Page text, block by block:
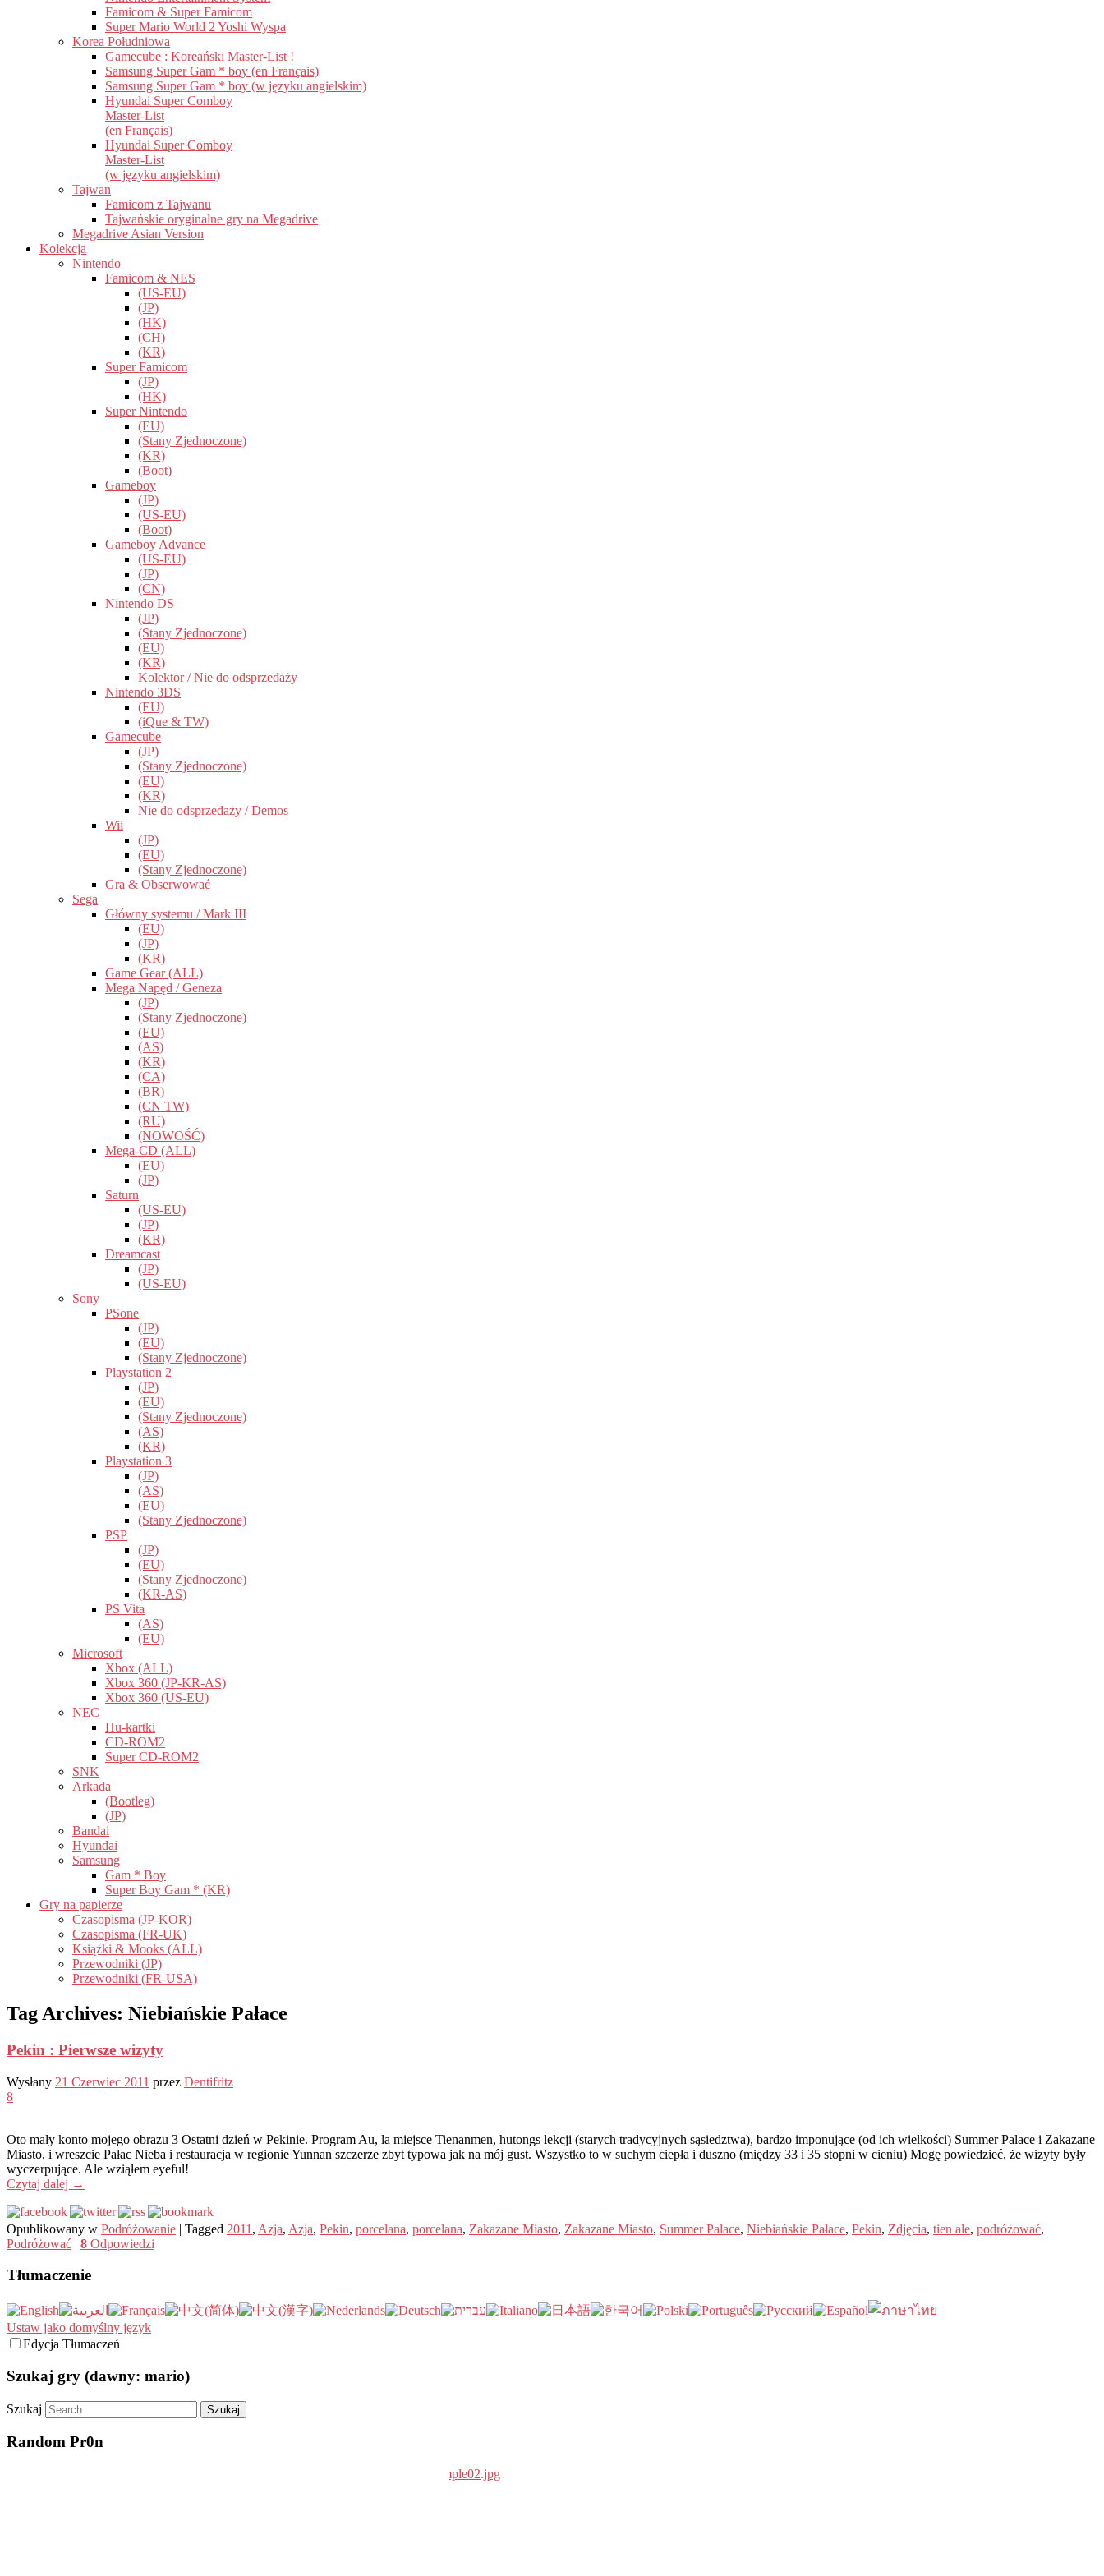
Famicom & Super Famicom
Super Mario World 2 Yoshi Wyspa
Korea Południowa
Gamecube : Koreański Master-List !
Samsung Super Gam * boy (en Français)
Samsung Super Gam * boy (w języku angielskim)
Hyundai Super Comboy
Master-List
(en Français)
Hyundai Super Comboy
Master-List
(w języku angielskim)
Tajwan
Famicom z Tajwanu
Tajwańskie oryginalne gry na Megadrive
Megadrive Asian Version
Kolekcja
Nintendo
Famicom & NES
(US-EU)
(JP)
(HK)
(CH)
(KR)
Super Famicom
(JP)
(HK)
Super Nintendo
(EU)
(Stany Zjednoczone)
(KR)
(Boot)
Gameboy
(JP)
(US-EU)
(Boot)
Gameboy Advance
(US-EU)
(JP)
(CN)
Nintendo DS
(JP)
(Stany Zjednoczone)
(EU)
(KR)
Kolektor / Nie do odsprzedaży
Nintendo 3DS
(EU)
(iQue & TW)
Gamecube
(JP)
(Stany Zjednoczone)
(EU)
(KR)
Nie do odsprzedaży / Demos
Wii
(JP)
(EU)
(Stany Zjednoczone)
Gra & Obserwować
Sega
Główny systemu / Mark III
(EU)
(JP)
(KR)
Game Gear (ALL)
Mega Napęd / Geneza
(JP)
(Stany Zjednoczone)
(EU)
(AS)
(KR)
(CA)
(BR)
(CN TW)
(RU)
(NOWOŚĆ)
Mega-CD (ALL)
(EU)
(JP)
Saturn
(US-EU)
(JP)
(KR)
Dreamcast
(JP)
(US-EU)
Sony
PSone
(JP)
(EU)
(Stany Zjednoczone)
Playstation 2
(JP)
(EU)
(Stany Zjednoczone)
(AS)
(KR)
Playstation 3
(JP)
(AS)
(EU)
(Stany Zjednoczone)
PSP
(JP)
(EU)
(Stany Zjednoczone)
(KR-AS)
PS Vita
(AS)
(EU)
Microsoft
Xbox (ALL)
Xbox 360 (JP-KR-AS)
Xbox 360 (US-EU)
NEC
Hu-kartki
CD-ROM2
Super CD-ROM2
SNK
Arkada
(Bootleg)
(JP)
Bandai
Hyundai
Samsung
Gam * Boy
Super Boy Gam * (KR)
Gry na papierze
Czasopisma (JP-KOR)
Czasopisma (FR-UK)
Książki & Mooks (ALL)
Przewodniki (JP)
Przewodniki (FR-USA)
Tag Archives: Niebiańskie Pałace
Pekin : Pierwsze wizyty
Wysłany 21 Czerwiec 2011 przez Dentifritz
8
Oto mały konto mojego obrazu 3 Ostatni dzień w Pekinie. Program Au, la miejsce Tienanmen, hutongs lekcji (starych tradycyjnych sąsiedztwa), bardzo imponujące (od ich wielkości) Summer Palace i Zakazane
Miasto, i wreszcie Pałac Nieba i restauracja w regionie Yunnan szczerze zbyt typowa jak na mój gust. Wszystko to w suchym ciepła i duszno (między 33 i 35 stopni w cieniu) Mogę powiedzieć, że wizyty były
wyczerpujące. Ale wziąłem eyeful!
Czytaj dalej →
Opublikowany w Podróżowanie | Tagged 2011 , Azja, Azja, Pekin, porcelana, porcelana, Zakazane Miasto, Zakazane Miasto, Summer Palace, Niebiańskie Pałace, Pekin, Zdjęcia, tien ale, podróżować,
Podróżować | 8 Odpowiedzi
Tłumaczenie
Ustaw jako domyślny język
Edycja Tłumaczeń
Szukaj gry (dawny: mario)
Szukaj
Random Pr0n